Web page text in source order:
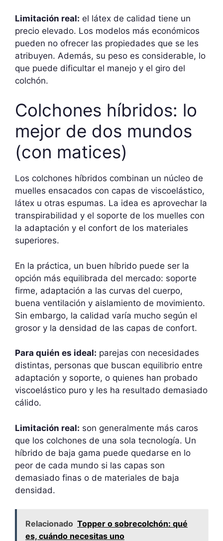
Limitación real: el látex de calidad tiene un
precio elevado. Los modelos más económicos
pueden no ofrecer las propiedades que se les
atribuyen. Además, su peso es considerable, lo
que puede dificultar el manejo y el giro del
colchón.
Colchones híbridos: lo
mejor de dos mundos
(con matices)
Los colchones híbridos combinan un núcleo de
muelles ensacados con capas de viscoelástico,
látex u otras espumas. La idea es aprovechar la
transpirabilidad y el soporte de los muelles con
la adaptación y el confort de los materiales
superiores.
En la práctica, un buen híbrido puede ser la
opción más equilibrada del mercado: soporte
firme, adaptación a las curvas del cuerpo,
buena ventilación y aislamiento de movimiento.
Sin embargo, la calidad varía mucho según el
grosor y la densidad de las capas de confort.
Para quién es ideal: parejas con necesidades
distintas, personas que buscan equilibrio entre
adaptación y soporte, o quienes han probado
viscoelástico puro y les ha resultado demasiado
cálido.
Limitación real: son generalmente más caros
que los colchones de una sola tecnología. Un
híbrido de baja gama puede quedarse en lo
peor de cada mundo si las capas son
demasiado finas o de materiales de baja
densidad.
Relacionado Topper o sobrecolchón: qué
es, cuándo necesitas uno